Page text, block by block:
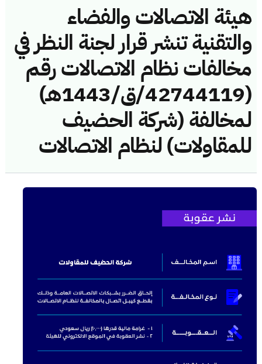
هيئة الاتصالات والفضاء
والتقنية تنشر قرار لجنة النظر في
مخالفات نظام الاتصالات رقم
(42744119/ق/1443هـ)
لمخالفة (شركة الحضيف
للمقاولات) لنظام الاتصالات